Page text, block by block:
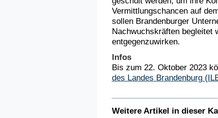
Vermittlungschancen auf
sollen Brandenburger
Nachwuchskräften begleitet
entgegenzuwirken.
Infos
Bis zum 22. Oktober 2023
des Landes Brandenburg
Weitere Artikel in dieser